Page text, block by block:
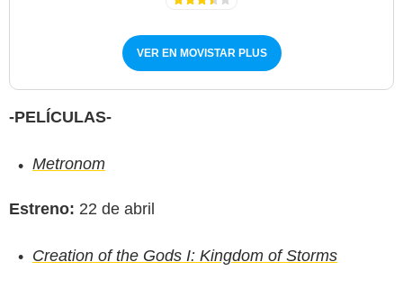
VER EN MOVISTAR PLUS
-PELÍCULAS-
Metronom
Estreno: 22 de abril
Creation of the Gods I: Kingdom of Storms